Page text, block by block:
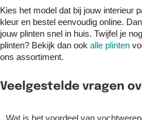
Kies het model dat bij jouw interieur
kleur en bestel eenvoudig online.
jouw plinten snel in huis. Twijfel je
plinten? Bekijk dan ook alle plinten
ons assortiment.
Veelgestelde vragen
Wat is het voordeel van